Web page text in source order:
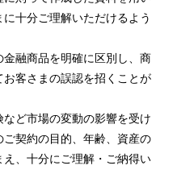
十分ご理解いただけるよう
融商品を明確に区別し、商
客さまの誤認を招くことが
ど市場の変動の影響を受け
契約の目的、年齢、資産の
、十分にご理解・ご納得い